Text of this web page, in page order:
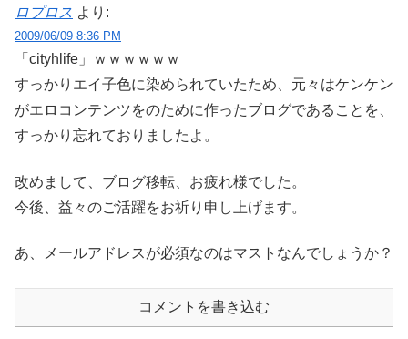
ロプロス より:
2009/06/09 8:36 PM
「cityhlife」ｗｗｗｗｗｗ
すっかりエイ子色に染められていたため、元々はケンケン
がエロコンテンツをのために作ったブログであることを、
すっかり忘れておりましたよ。
改めまして、ブログ移転、お疲れ様でした。
今後、益々のご活躍をお祈り申し上げます。
あ、メールアドレスが必須なのはマストなんでしょうか？
コメントを書き込む